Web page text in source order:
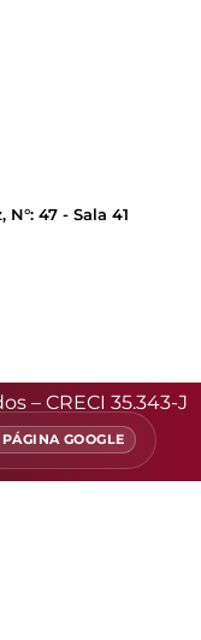
47 - Sala 41
– CRECI 35.343-J
PÁGINA GOOGLE